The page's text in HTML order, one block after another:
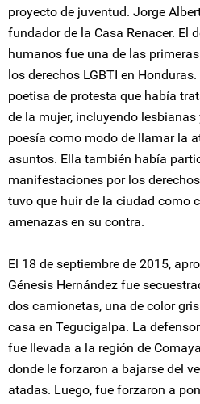
proyecto de juventud. Jorge
fundador de la Casa Renacer. El
humanos fue una de las
los derechos LGBTI en
poetisa de protesta que había
de la mujer, incluyendo
poesía como modo de llamar la
asuntos. Ella también había
manifestaciones por los
tuvo que huir de la ciudad como
amenazas en su contra.
El 18 de septiembre de 2015,
Génesis Hernández fue
dos camionetas, una de color
casa en Tegucigalpa. La
fue llevada a la región de
donde le forzaron a bajarse del
atadas. Luego, fue forzaron a